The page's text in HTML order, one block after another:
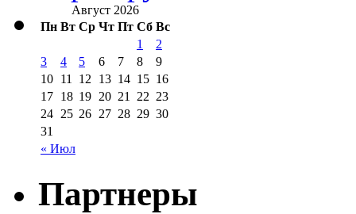
Август 2026
Пн Вт Ср Чт Пт Сб Вс
« Июл
1
2
3
4 5 6 7 8
9
10 11 12 13 14 15 16
17 18 19 20 21 22 23
24 25 26 27 28 29 30
31
Партнеры